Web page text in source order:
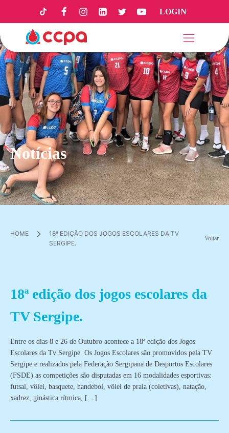
LOGIN
Notícias
HOME
18ª EDIÇÃO DOS JOGOS ESCOLARES DA TV
SERGIPE.
Voltar
18ª edição dos jogos escolares da
TV Sergipe.
Entre os dias 8 e 26 de Outubro acontece a 18ª edição dos Jogos
Escolares da Tv Sergipe. Os Jogos Escolares são promovidos pela TV
Sergipe e realizados pela Federação Sergipana de Desportos Escolares
(FSDE) as competições são disputadas em 16 modalidades esportivas:
futsal, vôlei, basquete, handebol, vôlei de praia (coletivas), natação,
xadrez, ginástica rítmica, […]